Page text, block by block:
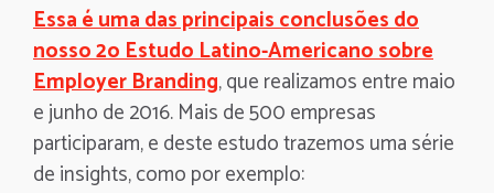
Essa é uma das principais conclusões do
nosso 2o Estudo Latino-Americano sobre
Employer Branding, que realizamos entre maio
e junho de 2016. Mais de 500 empresas
participaram, e deste estudo trazemos uma série
de insights, como por exemplo: